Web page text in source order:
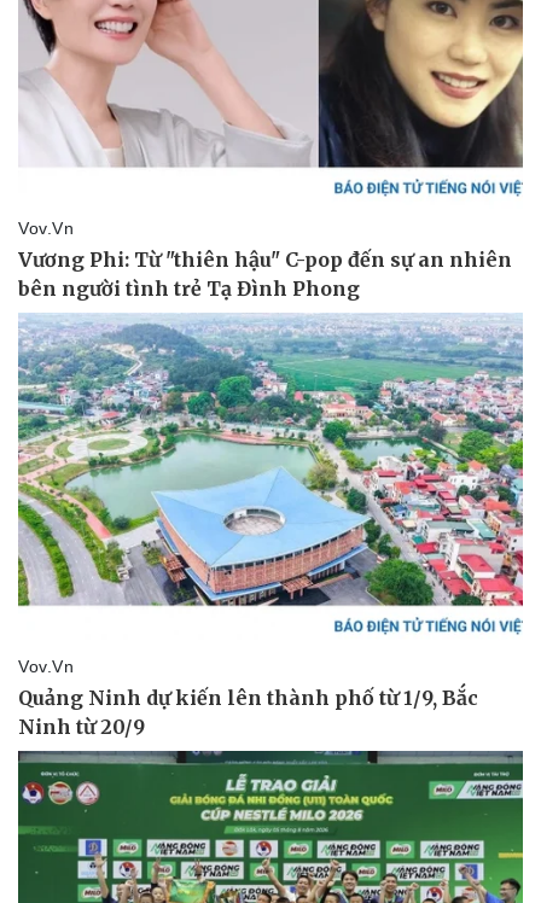
Thể thao
Bóng đá
Ô tô - Xe máy
Ô tô